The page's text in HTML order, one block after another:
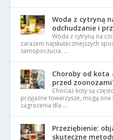
Woda z cytryną
odchudzanie i
Woda z cytryną na
zarazem najskuteczniejszych
samopoczucia. …
Choroby od kota
przed
Chociaż koty są
przyjazne towarzysze, mogą one
zagrożenia dla …
Przeziębienie:
skuteczne